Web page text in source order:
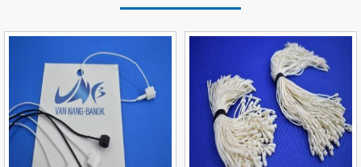
VP Fas Loop (PP) – Dây Treo Nhãn, Ti Bắn, Đạn Vòng
Treo Nhãn Mác